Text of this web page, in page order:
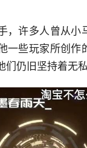
，许多人曾从小
一些玩家所创作
仍旧坚持着无